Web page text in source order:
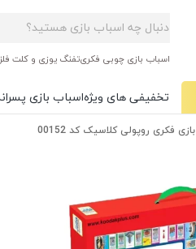
اسباب بازی چوبی فکریتفنگ یوزی و کلت
تخفیفی های ویژهاسباب بازی
بازی فکری روپولی کلاسیک کد 00152